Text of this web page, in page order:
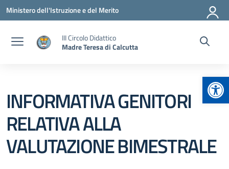
Vai ai contenuti
Vai al menu di navigazione
Vai al footer
Ministero dell'Istruzione e del Merito
III Circolo Didattico
Madre Teresa di Calcutta
INFORMATIVA GENITORI
RELATIVA ALLA
VALUTAZIONE BIMESTRALE